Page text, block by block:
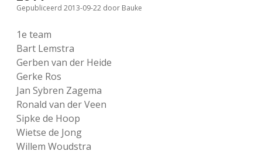
FSB: Schaakwoude II
FSB: Schaakwoude III
Koppelingen
Gepubliceerd 2013-09-22 door Bauke
1e team
Bart Lemstra
Gerben van der Heide
Gerke Ros
Jan Sybren Zagema
Ronald van der Veen
Sipke de Hoop
Wietse de Jong
Willem Woudstra